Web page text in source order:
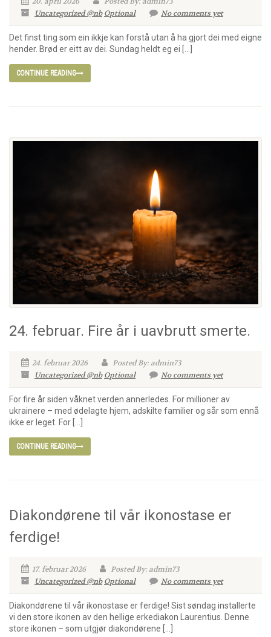
Uncategorized @nb Optional No comments yet
Det finst ting som ein ikkje kan forstå utan å ha gjort dei med eigne
hender. Brød er eitt av dei. Sundag heldt eg ei […]
CONTINUE READING
24. februar. Fire år i uavbrutt smerte.
24. februar 2026
Posted By: admin73
Uncategorized @nb Optional No comments yet
For fire år siden våknet verden annerledes. For millioner av
ukrainere – med ødelagte hjem, adskilte familier og sår som ennå
ikke er leget. For […]
CONTINUE READING
Diakondørene til vår ikonostase er
ferdige!
17. februar 2026
Posted By: admin73
Uncategorized @nb Optional No comments yet
Diakondørene til vår ikonostase er ferdige! Sist søndag installerte
vi den store ikonen av den hellige erkediakon Laurentius. Denne
store ikonen – som utgjør diakondørene […]